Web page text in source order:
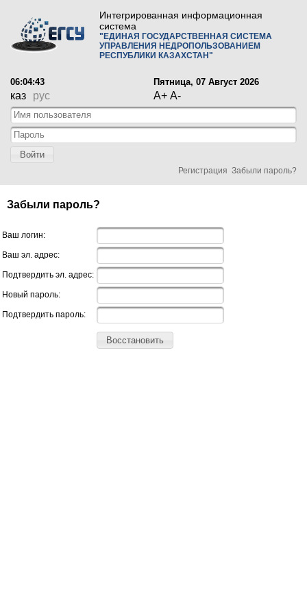
Интегрированная информационная
система
"ЕДИНАЯ ГОСУДАРСТВЕННАЯ СИСТЕМА
УПРАВЛЕНИЯ НЕДРОПОЛЬЗОВАНИЕМ
РЕСПУБЛИКИ КАЗАХСТАН"
06:04:43 Пятница, 07 Август 2026
каз рус A+ A-
Войти
Регистрация Забыли пароль?
Забыли пароль?
Ваш логин:
Ваш эл. адрес:
Подтвердить эл. адрес:
Новый пароль:
Подтвердить пароль:
Восстановить